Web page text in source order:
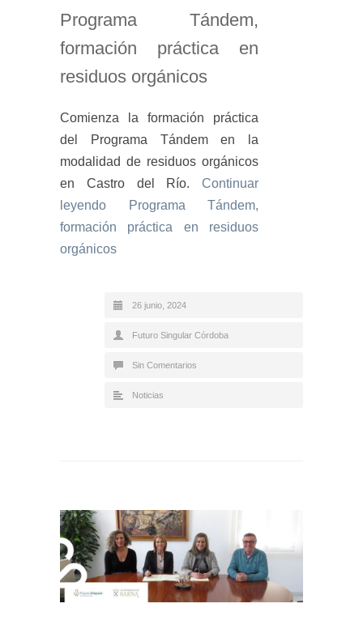
Programa Tándem,
formación práctica en
residuos orgánicos
Comienza la formación práctica
del Programa Tándem en la
modalidad de residuos orgánicos
en Castro del Río. Continuar
leyendo Programa Tándem,
formación práctica en residuos
orgánicos
26 junio, 2024
Futuro Singular Córdoba
Sin Comentarios
Noticias